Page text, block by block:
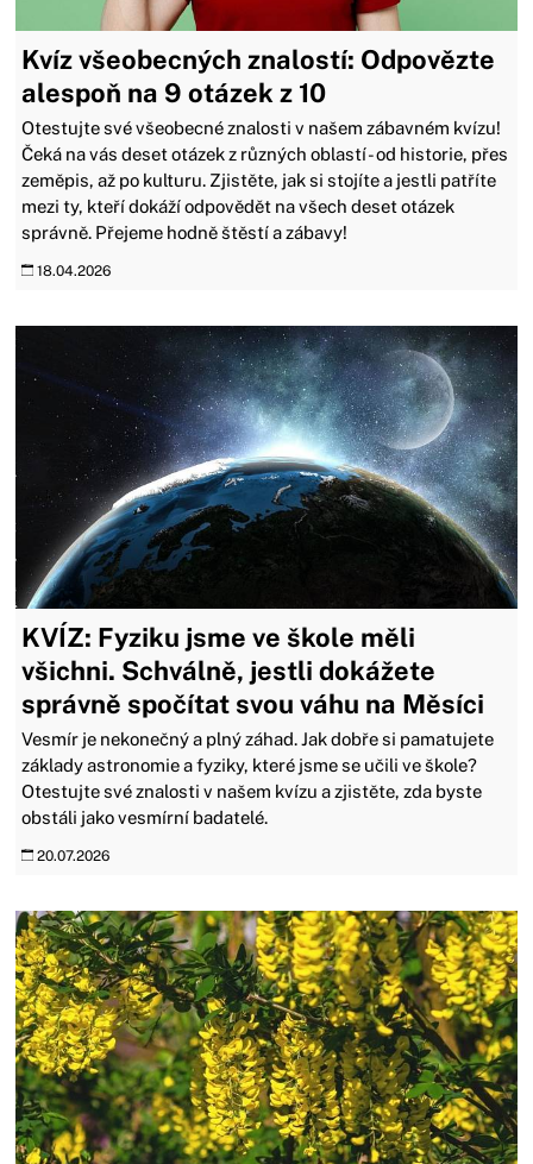
Kvíz všeobecných znalostí: Odpovězte
alespoň na 9 otázek z 10
Otestujte své všeobecné znalosti v našem zábavném kvízu!
Čeká na vás deset otázek z různých oblastí - od historie, přes
zeměpis, až po kulturu. Zjistěte, jak si stojíte a jestli patříte
mezi ty, kteří dokáží odpovědět na všech deset otázek
správně. Přejeme hodně štěstí a zábavy!
18.04.2026
KVÍZ: Fyziku jsme ve škole měli
všichni. Schválně, jestli dokážete
správně spočítat svou váhu na Měsíci
Vesmír je nekonečný a plný záhad. Jak dobře si pamatujete
základy astronomie a fyziky, které jsme se učili ve škole?
Otestujte své znalosti v našem kvízu a zjistěte, zda byste
obstáli jako vesmírní badatelé.
20.07.2026